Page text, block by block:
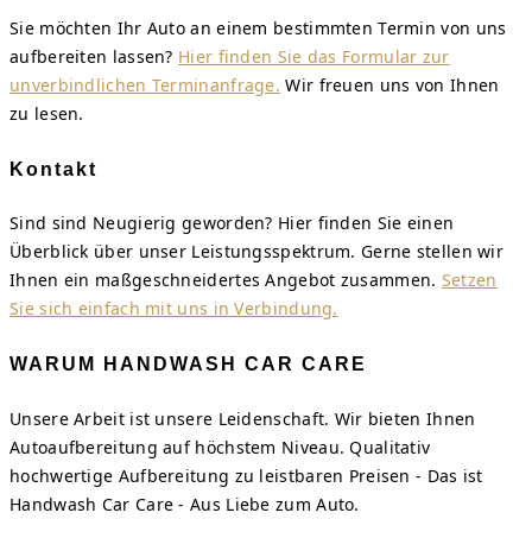
Sie möchten Ihr Auto an einem bestimmten Termin von uns
aufbereiten lassen? Hier finden Sie das Formular zur
unverbindlichen Terminanfrage. Wir freuen uns von Ihnen
zu lesen.
Kontakt
Sind sind Neugierig geworden? Hier finden Sie einen
Überblick über unser Leistungsspektrum. Gerne stellen wir
Ihnen ein maßgeschneidertes Angebot zusammen. Setzen
Sie sich einfach mit uns in Verbindung.
WARUM HANDWASH CAR CARE
Unsere Arbeit ist unsere Leidenschaft. Wir bieten Ihnen
Autoaufbereitung auf höchstem Niveau. Qualitativ
hochwertige Aufbereitung zu leistbaren Preisen - Das ist
Handwash Car Care - Aus Liebe zum Auto.